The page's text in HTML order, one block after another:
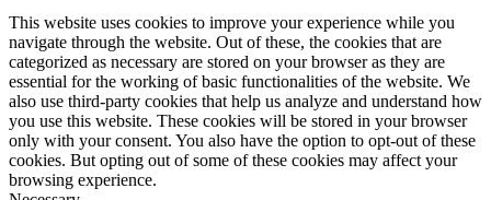
This website uses cookies to improve your experience while you
navigate through the website. Out of these, the cookies that are
categorized as necessary are stored on your browser as they are
essential for the working of basic functionalities of the website. We
also use third-party cookies that help us analyze and understand how
you use this website. These cookies will be stored in your browser
only with your consent. You also have the option to opt-out of these
cookies. But opting out of some of these cookies may affect your
browsing experience.